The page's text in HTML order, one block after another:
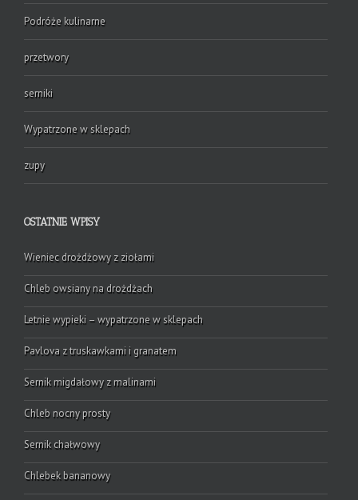
Podróże kulinarne
przetwory
serniki
Wypatrzone w sklepach
zupy
OSTATNIE WPISY
Wieniec drożdżowy z ziołami
Chleb owsiany na drożdżach
Letnie wypieki – wypatrzone w sklepach
Pavlova z truskawkami i granatem
Sernik migdałowy z malinami
Chleb nocny prosty
Sernik chałwowy
Chlebek bananowy